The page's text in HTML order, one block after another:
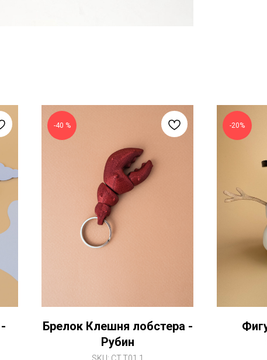
-40 %
Брелок Клешня лобстера -
Рубин
SKU: CT.T01.1
-20%